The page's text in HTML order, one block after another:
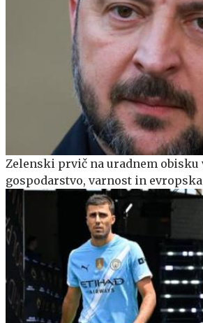
Zelenski prvič na uradnem obisku
gospodarstvo, varnost in